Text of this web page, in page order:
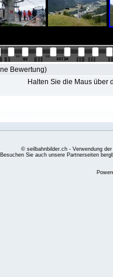
Bewertung)
Halten Sie die Maus über
© seilbahnbilder.ch - Verwendung
Besuchen Sie auch unsere Partnerseiten